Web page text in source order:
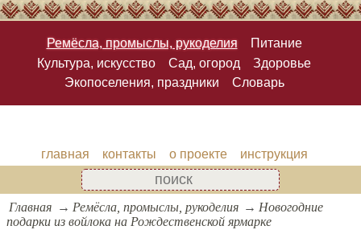
Ремёсла, промыслы, рукоделия
Питание
Культура, искусство
Сад, огород
Здоровье
Экопоселения, праздники
Словарь
главная контакты о проекте инструкция
Главная Ремёсла, промыслы, рукоделия
Новогодние
подарки из войлока на Рождественской ярмарке